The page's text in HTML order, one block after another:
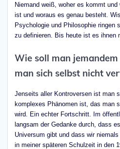
Niemand weiß, woher es kommt
ist und woraus es genau besteht.
Psychologie und Philosophie ringen
zu definieren. Bis heute ist es ihnen
Wie soll man
man sich selbst nicht
Jenseits aller Kontroversen ist man
komplexes Phänomen ist, das man
wird. Ein echter Fortschritt. Im
langsam der Gedanke durch, dass
Universum gibt und dass wir
in meiner späteren Schulzeit in den